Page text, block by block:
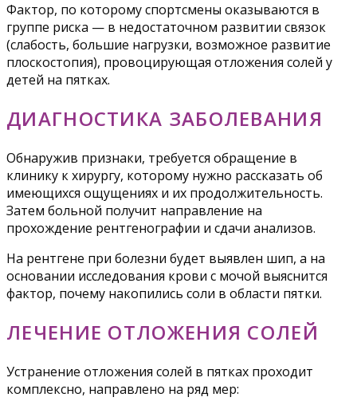
Фактор, по которому спортсмены оказываются в
группе риска — в недостаточном развитии связок
(слабость, большие нагрузки, возможное развитие
плоскостопия), провоцирующая отложения солей у
детей на пятках.
ДИАГНОСТИКА ЗАБОЛЕВАНИЯ
Обнаружив признаки, требуется обращение в
клинику к хирургу, которому нужно рассказать об
имеющихся ощущениях и их продолжительность.
Затем больной получит направление на
прохождение рентгенографии и сдачи анализов.
На рентгене при болезни будет выявлен шип, а на
основании исследования крови с мочой выяснится
фактор, почему накопились соли в области пятки.
ЛЕЧЕНИЕ ОТЛОЖЕНИЯ СОЛЕЙ
Устранение отложения солей в пятках проходит
комплексно, направлено на ряд мер: